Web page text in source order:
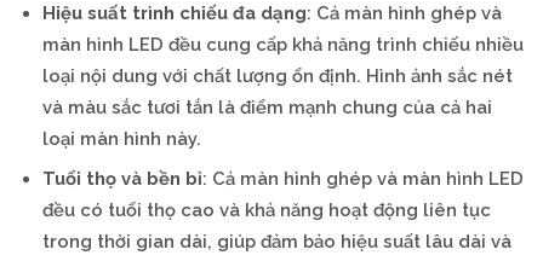
Hiệu suất trình chiếu đa dạng: Cả màn hình ghép và
màn hình LED đều cung cấp khả năng trình chiếu nhiều
loại nội dung với chất lượng ổn định. Hình ảnh sắc nét
và màu sắc tươi tắn là điểm mạnh chung của cả hai
loại màn hình này.
Tuổi thọ và bền bỉ: Cả màn hình ghép và màn hình LED
đều có tuổi thọ cao và khả năng hoạt động liên tục
trong thời gian dài, giúp đảm bảo hiệu suất lâu dài và